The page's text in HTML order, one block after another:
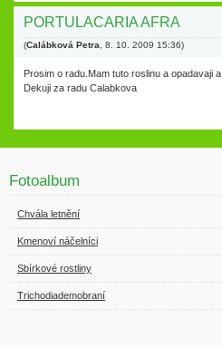
PORTULACARIA AFRA
(Calábková Petra 8. 10. 2009 15:36)
Prosim o radu.Mam tuto roslinu a opadavaji
Dekuji za radu Calabkova
Fotoalbum
Chvála letnění
Kmenoví náčelníci
Sbírkové rostliny
Trichodiademobraní